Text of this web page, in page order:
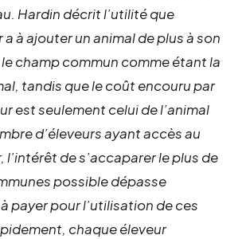
Hardin décrit l’utilité que
à ajouter un animal de plus à son
champ commun comme étant la
tandis que le coût encouru par
est seulement celui de l’animal
d’éleveurs ayant accès au
l’intérêt de s’accaparer le plus de
possible dépasse
payer pour l’utilisation de ces
chaque éleveur